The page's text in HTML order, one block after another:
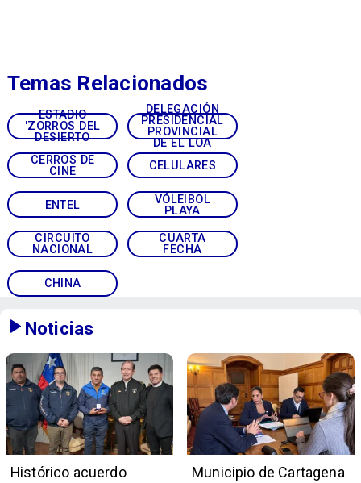
ESTADIO
'ZORROS DEL
DESIERTO
DELEGACIÓN
PRESIDENCIAL
PROVINCIAL
DE EL LOA
CERROS DE
CINE
CELULARES
ENTEL
VÓLEIBOL
PLAYA
CIRCUITO
NACIONAL
CUARTA
FECHA
CHINA
Temas Relacionados
Noticias
Histórico acuerdo
Municipio de Cartagena